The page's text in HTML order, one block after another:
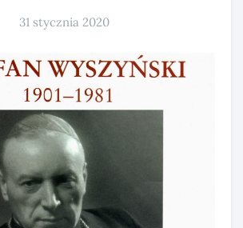
31 stycznia 2020